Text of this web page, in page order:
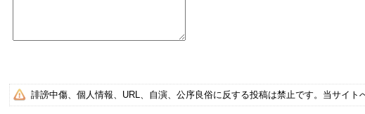
誹謗中傷、個人情報、URL、自演、公序良俗に反する投稿は禁止です。当サイ